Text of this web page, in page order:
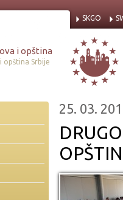
i opština
opština Srbije
SKGO
25. 03.